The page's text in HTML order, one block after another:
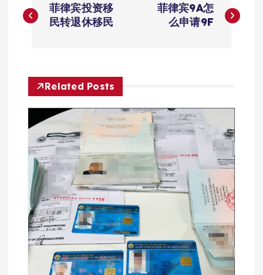
章
航
菲律宾投资移
民转退休移民
菲律宾9A怎
么申请9F
Related Posts